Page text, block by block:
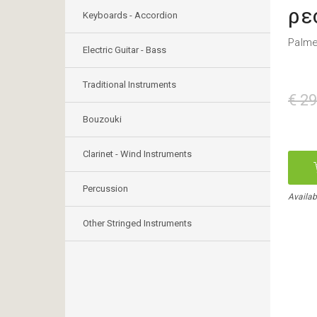
Keyboards - Accordion
Electric Guitar - Bass
Traditional Instruments
Bouzouki
Clarinet - Wind Instruments
Percussion
Other Stringed Instruments
€